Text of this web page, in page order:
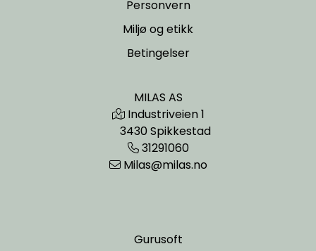
Personvern
Miljø og etikk
Betingelser
MILAS AS
Industriveien 1
3430 Spikkestad
31291060
Milas@milas.no
Gurusoft